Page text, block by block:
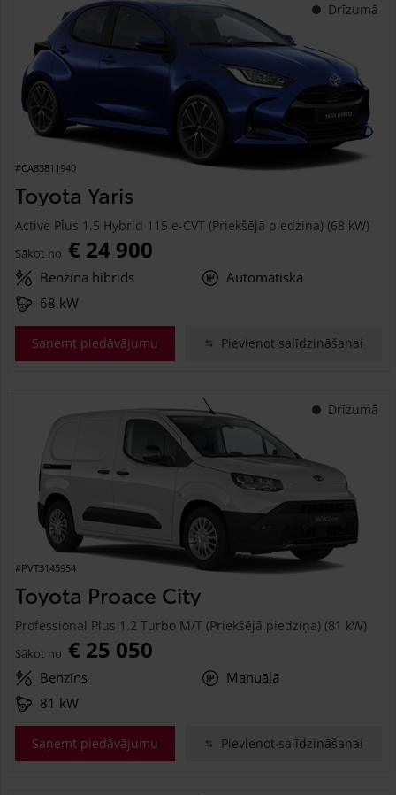
Drīzumā
#CA83811940
Toyota Yaris
Active Plus 1.5 Hybrid 115 e-CVT (Priekšējā piedziņa) (68 kW)
Sākot no € 24 900
Benzīna hibrīds
Automātiskā
68 kW
Saņemt piedāvājumu Pievienot salīdzināšanai
Drīzumā
#PVT3145954
Toyota Proace City
Professional Plus 1.2 Turbo M/T (Priekšējā piedziņa) (81 kW)
Sākot no € 25 050
Benzīns
Manuālā
81 kW
Saņemt piedāvājumu Pievienot salīdzināšanai